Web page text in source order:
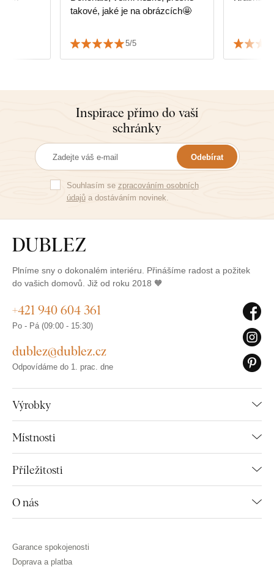
takové, jaké je na obrázcích🤩
5/5
Inspirace přímo do vaší
schránky
Odebírat
Souhlasím se zpracováním osobních
údajůa dostáváním novinek.
Plníme sny o dokonalém interiéru. Přinášíme radost a požitek
do vašich domovů. Již od roku 2018 🧡
Výrobky
Místnosti
Příležitosti
O nás
+421 940 604 361
Po - Pá (09:00 - 15:30)
dublez@dublez.cz
Odpovídáme do 1. prac. dne
Garance spokojenosti
Doprava a platba